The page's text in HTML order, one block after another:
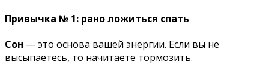
Привычка № 1: рано ложиться спать
Сон — это основа вашей энергии. Если вы не
высыпаетесь, то начитаете тормозить.